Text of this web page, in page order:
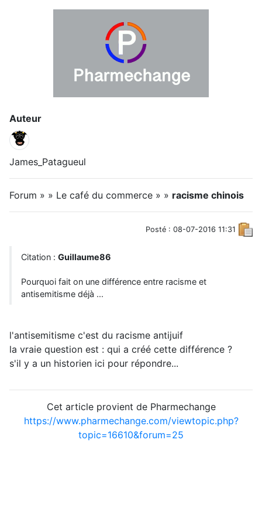
Auteur
James_Patagueul
Forum » » Le café du commerce » » racisme chinois
Posté : 08-07-2016 11:31
Citation : Guillaume86
Pourquoi fait on une différence entre racisme et
antisemitisme déjà ...
l'antisemitisme c'est du racisme antijuif
la vraie question est : qui a créé cette différence ?
s'il y a un historien ici pour répondre...
Cet article provient de Pharmechange
https://www.pharmechange.com/viewtopic.php?
topic=16610&forum=25